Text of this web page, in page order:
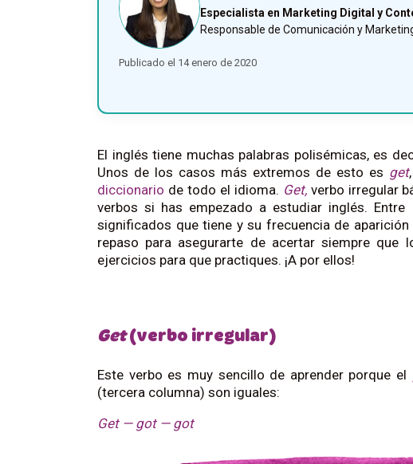
Especialista en Marketing Digital y
Responsable de Comunicación y
Publicado el 14 enero de 2020
El inglés tiene muchas palabras polisémicas, es
Unos de los casos más extremos de esto es get
diccionario de todo el idioma. Get, verbo irregular
verbos si has empezado a estudiar inglés.
significados que tiene y su frecuencia de aparición
repaso para asegurarte de acertar siempre
ejercicios para que practiques. ¡A por ellos!
Get(verbo irregular)
Este verbo es muy sencillo de aprender porque el
(tercera columna) son iguales:
Get — got — got